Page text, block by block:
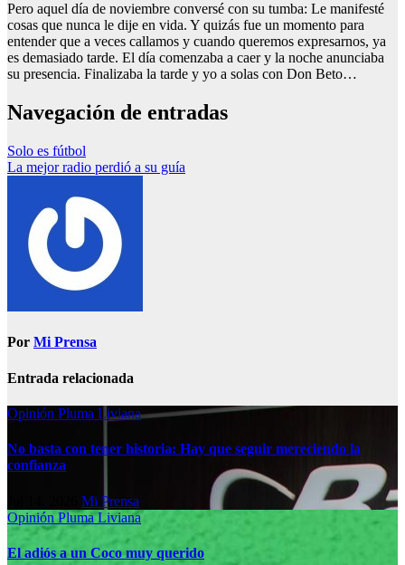
Pero aquel día de noviembre conversé con su tumba: Le manifesté
cosas que nunca le dije en vida. Y quizás fue un momento para
entender que a veces callamos y cuando queremos expresarnos, ya
es demasiado tarde. El día comenzaba a caer y la noche anunciaba
su presencia. Finalizaba la tarde y yo a solas con Don Beto…
Navegación de entradas
Solo es fútbol
La mejor radio perdió a su guía
Por Mi Prensa
Entrada relacionada
Opinión Pluma Liviana
No basta con tener historia: Hay que seguir mereciendo la
confianza
Mi Prensa
Opinión Pluma Liviana
El adiós a un Coco muy querido